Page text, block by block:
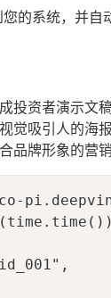
的系统，并自
投资者演示文
觉吸引人的海报
品牌形象的营